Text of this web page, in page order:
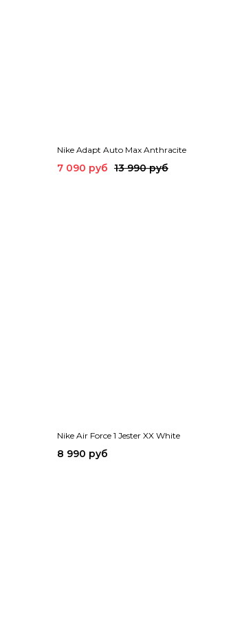
Nike Adapt Auto Max Anthracite
7 090 руб 13 990 руб
Nike Air Force 1 Jester XX White
8 990 руб